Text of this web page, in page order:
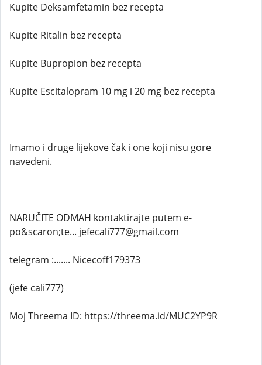
Kupite Deksamfetamin bez recepta
Kupite Ritalin bez recepta
Kupite Bupropion bez recepta
Kupite Escitalopram 10 mg i 20 mg bez recepta
Imamo i druge lijekove čak i one koji nisu gore
navedeni.
NARUČITE ODMAH kontaktirajte putem e-
po&scaron;te... jefecali777@gmail.com
telegram :....... Nicecoff179373
(jefe cali777)
Moj Threema ID: https://threema.id/MUC2YP9R